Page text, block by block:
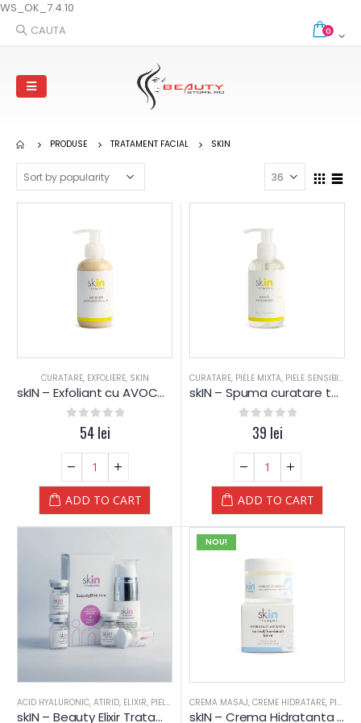
WS_OK_7.4.10
CAUTA
0
PRODUSE TRATAMENT FACIAL SKIN
CURATARE, EXFOLIERE, SKIN
skIN – Exfoliant cu AVOCADO – Yamuna
out of 5
54lei
ADD TO CART
CURATARE, PIELE MIXTA, PIELE SENSIBILA
skIN – Spuma curatare ten – Yamuna
out of 5
39 lei
ADD TO CART
ACID HYALURONIC, ATIRID, ELIXIR, PIELE MIXTA ,PIELE SENSIBILA,PIELE USCATA,SKIN
skIN – Beauty Elixir Tratament
NOU!
CREMA MASAJ, CREME HIDRATARE, PIELE MIXTA
skIN – Crema Hidratanta – ten Normal & Mixt – Yamuna